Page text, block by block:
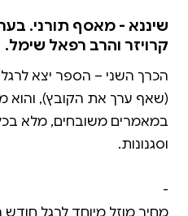
שיננא - מאסף תורני.
קרויזר והרב רפאל שימל.
הכרך השני – הספר יצא
במאמרים משובחים, מלא בכל